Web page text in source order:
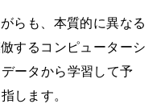
らも、本質的に異なる
するコンピューターシ
ータから学習して予
します。